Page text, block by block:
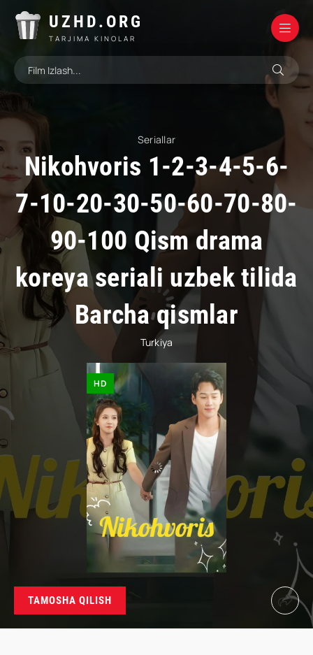
UZHD.ORG
TARJIMA KINOLAR
Seriallar
Nikohvoris 1-2-3-4-5-6-
7-10-20-30-50-60-70-80-
90-100 Qism drama
koreya seriali uzbek tilida
Barcha qismlar
Turkiya
HD
TAMOSHA QILISH